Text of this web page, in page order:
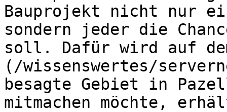
Bauprojekt nicht nur
sondern jeder die
soll. Dafür wird auf
(/wissenswertes/
besagte Gebiet in
mitmachen möchte,